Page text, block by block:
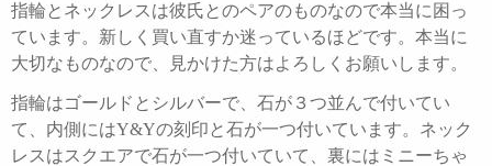
指輪とネックレスは彼氏とのペアのものなので本当に困っ
ています。新しく買い直すか迷っているほどです。本当に
大切なものなので、見かけた方はよろしくお願いします。
指輪はゴールドとシルバーで、石が３つ並んで付いてい
て、内側にはY&Yの刻印と石が一つ付いています。ネック
レスはスクエアで石が一つ付いていて、裏にはミニーちゃ